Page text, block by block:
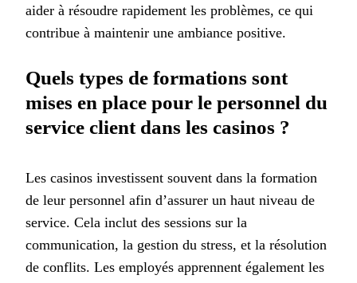
aider à résoudre rapidement les problèmes, ce qui
contribue à maintenir une ambiance positive.
Quels types de formations sont
mises en place pour le personnel du
service client dans les casinos ?
Les casinos investissent souvent dans la formation
de leur personnel afin d’assurer un haut niveau de
service. Cela inclut des sessions sur la
communication, la gestion du stress, et la résolution
de conflits. Les employés apprennent également les